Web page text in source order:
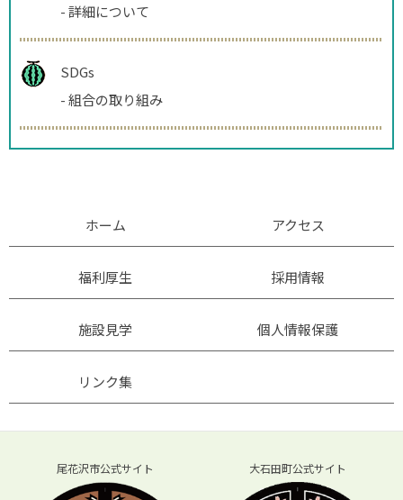
-詳細について
SDGs
-組合の取り組み
ホーム アクセス
福利厚生 採用情報
施設見学 個人情報保護
リンク集
尾花沢市公式サイト 大石田町公式サイト